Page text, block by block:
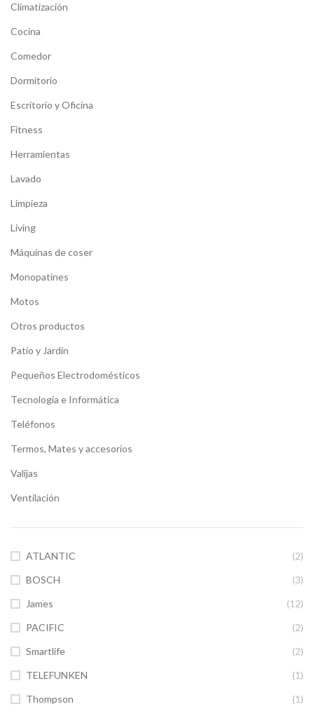
Climatización
Cocina
Comedor
Dormitorio
Escritorio y Oficina
Fitness
Herramientas
Lavado
Limpieza
Living
Máquinas de coser
Monopatines
Motos
Otros productos
Patio y Jardín
Pequeños Electrodomésticos
Tecnología e Informática
Teléfonos
Termos, Mates y accesorios
Valijas
Ventilación
ATLANTIC
(2)
BOSCH
(3)
James
(12)
PACIFIC
(2)
Smartlife
(2)
TELEFUNKEN
(1)
Thompson
(1)